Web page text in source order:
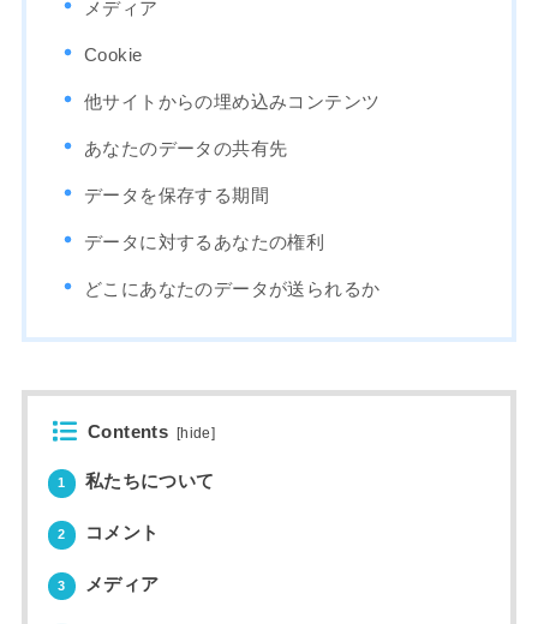
メディア
Cookie
他サイトからの埋め込みコンテンツ
あなたのデータの共有先
データを保存する期間
データに対するあなたの権利
どこにあなたのデータが送られるか
Contents [hide]
1 私たちについて
2 コメント
3 メディア